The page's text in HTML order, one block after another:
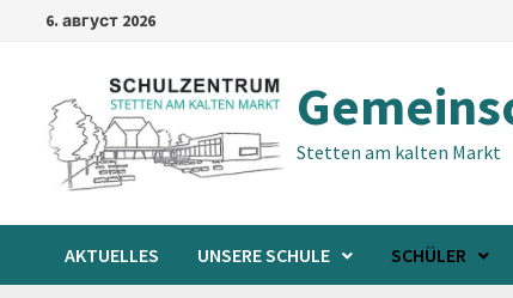
6. август 2026
Stetten am kalten Markt
AKTUELLES UNSERE SCHULE SCHÜLER